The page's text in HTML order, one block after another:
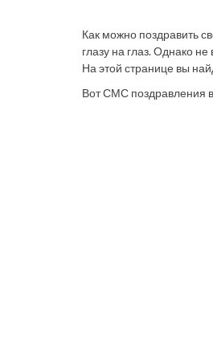
Как можно поздравить
глазу на глаз. Однако
На этой странице вы
Вот СМС поздравления в